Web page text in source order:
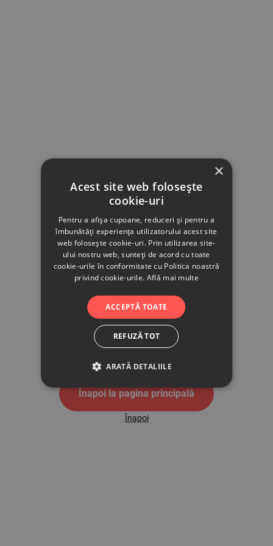
500
Înapoi la pagina principală
Înapoi
×
Acest site web folosește
cookie-uri
Pentru a afișa cupoane, reduceri și pentru a
îmbunătăți experiența utilizatorului acest site
web folosește cookie-uri. Prin utilizarea site-
ului nostru web, sunteți de acord cu toate
cookie-urile în conformitate cu Politica noastră
privind cookie-urile. Află mai multe
ACCEPTĂ TOATE
REFUZĂ TOT
ARATĂ DETALIILE